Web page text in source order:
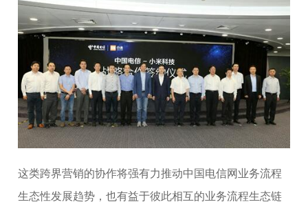
这类跨界营销的协作将强有力推动中国电信网业务流程
生态性发展趋势，也有益于彼此相互的业务流程生态链